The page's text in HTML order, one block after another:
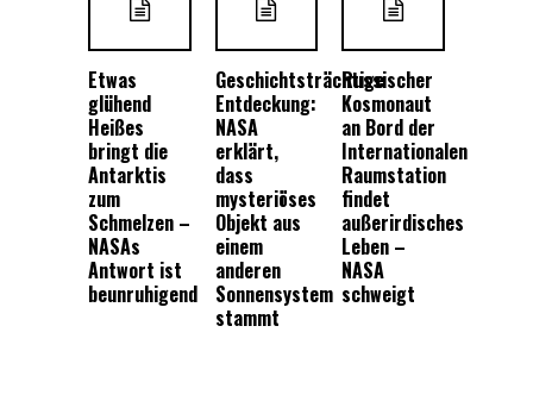
Etwas
glühend
Heißes
bringt die
Antarktis
zum
Schmelzen –
NASAs
Antwort ist
beunruhigend
Geschichtsträchtige
Entdeckung:
NASA
erklärt,
dass
mysteriöses
Objekt aus
einem
anderen
Sonnensystem
stammt
Russischer
Kosmonaut
an Bord der
Internationalen
Raumstation
findet
außerirdisches
Leben –
NASA
schweigt